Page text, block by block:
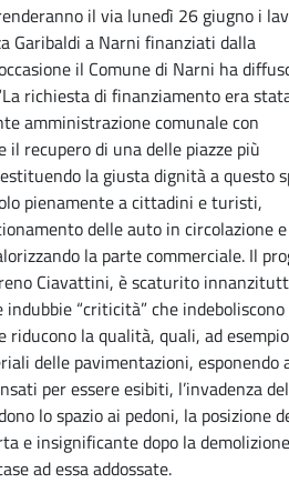
il via lunedì 26 giugno i
Garibaldi a Narni finanziati dalla
il Comune di Narni ha
richiesta di finanziamento era
amministrazione comunale con
il recupero di una delle piazze più
la giusta dignità a questo
pienamente a cittadini e turisti,
delle auto in circolazione e
la parte commerciale. Il
Ciavattini, è scaturito
“criticità” che
riducono la qualità, quali, ad
delle pavimentazioni, esponendo
per essere esibiti, l’invadenza
lo spazio ai pedoni, la posizione
e insignificante dopo la
ad essa addossate.